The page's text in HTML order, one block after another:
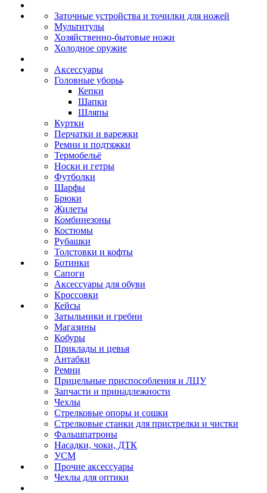
Заточные устройства и точилки для ножей
Мультитулы
Хозяйственно-бытовые ножи
Холодное оружие
Аксессуары
Головные уборы
Кепки
Шапки
Шляпы
Куртки
Перчатки и варежки
Ремни и подтяжки
Термобельё
Носки и гетры
Футболки
Шарфы
Брюки
Жилеты
Комбинезоны
Костюмы
Рубашки
Толстовки и кофты
Ботинки
Сапоги
Аксессуары для обуви
Кроссовки
Кейсы
Затыльники и гребни
Магазины
Кобуры
Приклады и цевья
Антабки
Ремни
Прицельные приспособления и ЛЦУ
Запчасти и принадлежности
Чехлы
Стрелковые опоры и сошки
Стрелковые станки для пристрелки и чистки
Фальшпатроны
Насадки, чоки, ДТК
УСМ
Прочие аксессуары
Чехлы для оптики